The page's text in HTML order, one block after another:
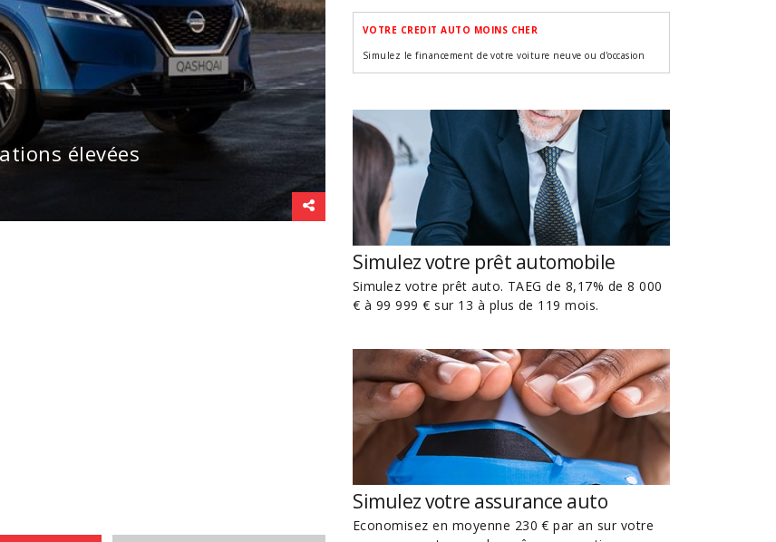
élevées
VOTRE CREDIT AUTO MOINS CHER
Simulez le financement de votre voiture neuve ou d'occasion
Simulez votre prêt automobile
Simulez votre prêt auto. TAEG de 8,17% de 8 000
€ à 99 999 € sur 13 à plus de 119 mois.
Simulez votre assurance auto
Economisez en moyenne 230 € par an sur votre